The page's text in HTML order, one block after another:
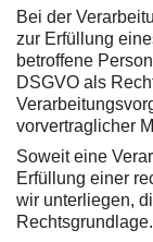
Bei der
zur Erfüllung
betroffene
DSGVO als
vorvertraglicher
Soweit eine
Erfüllung einer
wir unterliegen,
Rechtsgrundlage.